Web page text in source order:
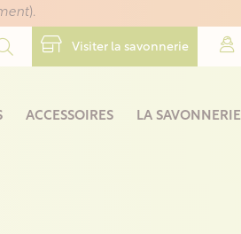
).
Visiter la savonnerie
ACCESSOIRES LA SAVONNERIE